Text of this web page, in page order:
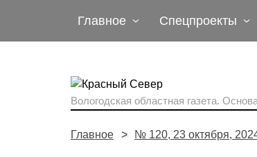
Главное Спецпроекты
Вологодская областная газета.
Главное № 120, 23 октября,